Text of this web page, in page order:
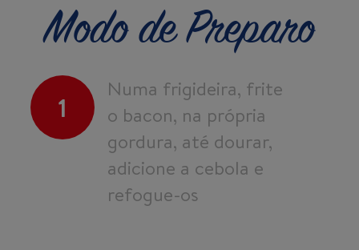
Modo de Preparo
1
Numa frigideira, frite
o bacon, na própria
gordura, até dourar,
adicione a cebola e
refogue-os